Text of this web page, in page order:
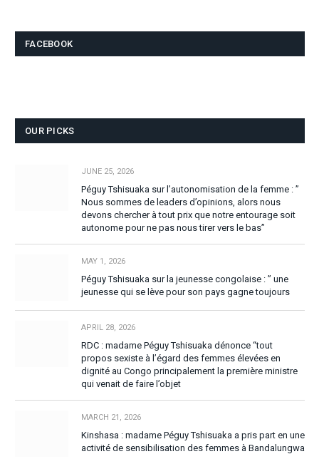
FACEBOOK
OUR PICKS
JUNE 25, 2026
Péguy Tshisuaka sur l’autonomisation de la femme : ”
Nous sommes de leaders d’opinions, alors nous
devons chercher à tout prix que notre entourage soit
autonome pour ne pas nous tirer vers le bas”
MAY 1, 2026
Péguy Tshisuaka sur la jeunesse congolaise : ” une
jeunesse qui se lève pour son pays gagne toujours
APRIL 28, 2026
RDC : madame Péguy Tshisuaka dénonce “tout
propos sexiste à l’égard des femmes élevées en
dignité au Congo principalement la première ministre
qui venait de faire l’objet
MARCH 21, 2026
Kinshasa : madame Péguy Tshisuaka a pris part en une
activité de sensibilisation des femmes à Bandalungwa